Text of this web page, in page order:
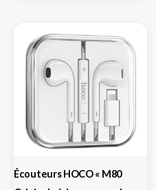
Écouteurs HOCO « M80